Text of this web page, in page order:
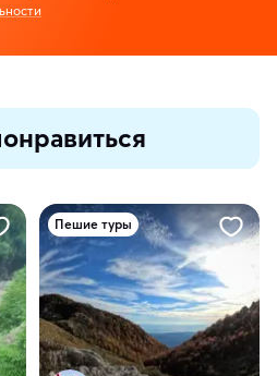
Пешие туры